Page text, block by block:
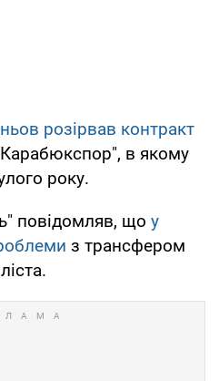
розірвав контракт
в якому
року.
повідомляв, що у
з трансфером